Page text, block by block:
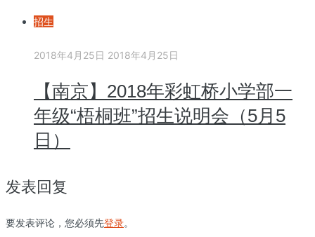
招生
2018年4月25日 2018年4月25日
【南京】2018年彩虹桥小学部一
年级“梧桐班”招生说明会（5月5
日）
发表回复
要发表评论，您必须先登录。